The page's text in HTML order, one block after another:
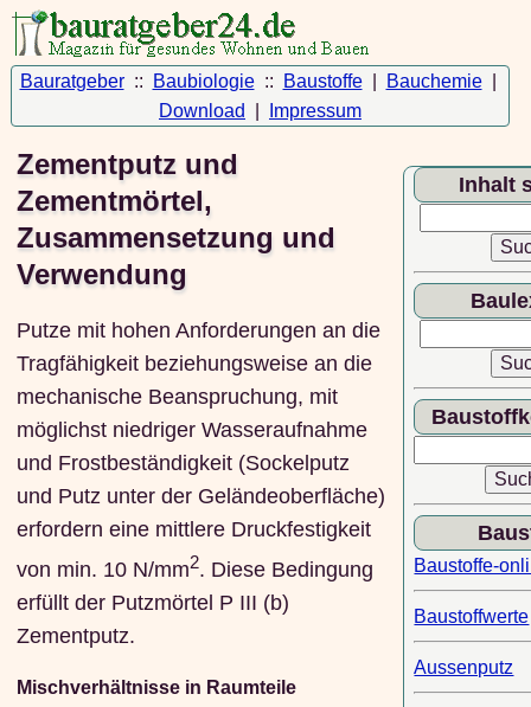
Bauratgeber:: Baubiologie:: Baustoffe| Bauchemie|
Download
Impressum
Zementputz und
Zementmörtel,
Zusammensetzung und
Verwendung
Putze mit hohen Anforderungen an die
Tragfähigkeit beziehungsweise an die
mechanische Beanspruchung, mit
möglichst niedriger Wasseraufnahme
und Frostbeständigkeit (Sockelputz
und Putz unter der Geländeoberfläche)
erfordern eine mittlere Druckfestigkeit
von min. 10 N/mm2. Diese Bedingung
erfüllt der Putzmörtel P III (b)
Zementputz.
Mischverhältnisse in Raumteile
Inhalt
Baustoffe-
Baustoffwerte
Aussenputz